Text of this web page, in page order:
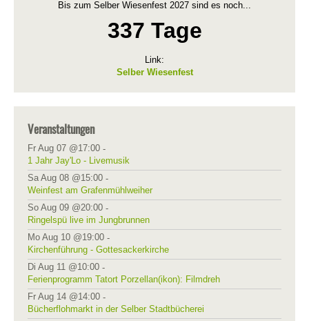
Bis zum Selber Wiesenfest 2027 sind es noch...
337 Tage
Link:
Selber Wiesenfest
Veranstaltungen
Fr Aug 07 @17:00 -
1 Jahr Jay'Lo - Livemusik
Sa Aug 08 @15:00 -
Weinfest am Grafenmühlweiher
So Aug 09 @20:00 -
Ringelspü live im Jungbrunnen
Mo Aug 10 @19:00 -
Kirchenführung - Gottesackerkirche
Di Aug 11 @10:00 -
Ferienprogramm Tatort Porzellan(ikon): Filmdreh
Fr Aug 14 @14:00 -
Bücherflohmarkt in der Selber Stadtbücherei